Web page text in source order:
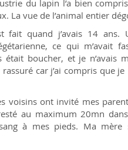
du lapin l’a bien
La vue de l’animal entier
fait quand j’avais 14
ce qui m’avait
boucher, et je n’avais
car j’ai compris que
voisins ont invité mes
au maximum 20mn
à mes pieds. Ma mère